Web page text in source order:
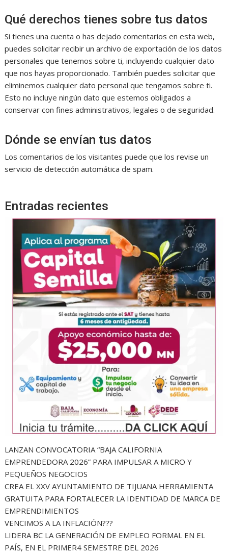
Qué derechos tienes sobre tus datos
Si tienes una cuenta o has dejado comentarios en esta web,
puedes solicitar recibir un archivo de exportación de los datos
personales que tenemos sobre ti, incluyendo cualquier dato
que nos hayas proporcionado. También puedes solicitar que
eliminemos cualquier dato personal que tengamos sobre ti.
Esto no incluye ningún dato que estemos obligados a
conservar con fines administrativos, legales o de seguridad.
Dónde se envían tus datos
Los comentarios de los visitantes puede que los revise un
servicio de detección automática de spam.
Entradas recientes
LANZAN CONVOCATORIA “BAJA CALIFORNIA
EMPRENDEDORA 2026” PARA IMPULSAR A MICRO Y
PEQUEÑOS NEGOCIOS
CREA EL XXV AYUNTAMIENTO DE TIJUANA HERRAMIENTA
GRATUITA PARA FORTALECER LA IDENTIDAD DE MARCA DE
EMPRENDIMIENTOS
VENCIMOS A LA INFLACIÓN???
LIDERA BC LA GENERACIÓN DE EMPLEO FORMAL EN EL
PAÍS, EN EL PRIMER4 SEMESTRE DEL 2026